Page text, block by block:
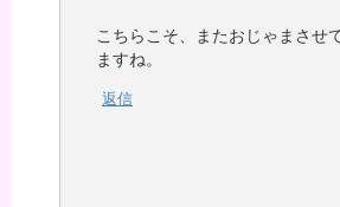
こちらこそ、またおじゃまさせ
ますね。
返信